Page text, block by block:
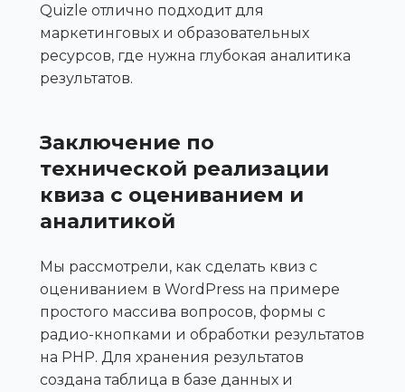
Quizle отлично подходит для
маркетинговых и образовательных
ресурсов, где нужна глубокая аналитика
результатов.
Заключение по
технической реализации
квиза с оцениванием и
аналитикой
Мы рассмотрели, как сделать квиз с
оцениванием в WordPress на примере
простого массива вопросов, формы с
радио-кнопками и обработки результатов
на PHP. Для хранения результатов
создана таблица в базе данных и